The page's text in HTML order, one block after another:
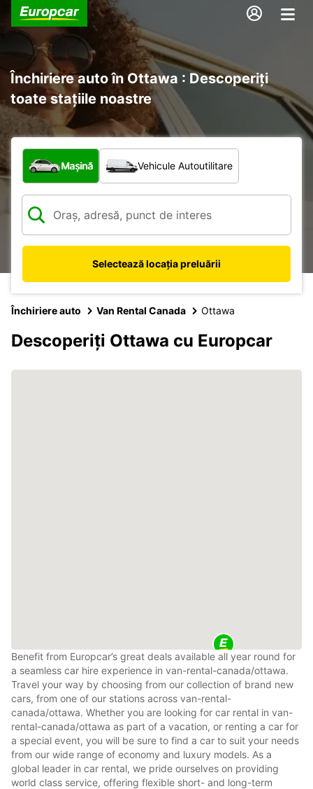
Închiriere auto în Ottawa : Descoperiți
toate stațiile noastre
Ce tip de vehicul?
Mașină Vehicule Autoutilitare
Selectează locația preluării
Închiriere auto Van Rental Canada Ottawa
Descoperiți Ottawa cu Europcar
Benefit from Europcar’s great deals available all year round for
a seamless car hire experience in van-rental-canada/ottawa.
Travel your way by choosing from our collection of brand new
cars, from one of our stations across van-rental-
canada/ottawa. Whether you are looking for car rental in van-
rental-canada/ottawa as part of a vacation, or renting a car for
a special event, you will be sure to find a car to suit your needs
from our wide range of economy and luxury models. As a
global leader in car rental, we pride ourselves on providing
world class service, offering flexible short- and long-term